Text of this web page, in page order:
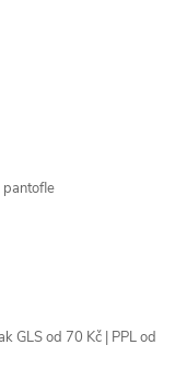
GLS od 70 Kč | PPL od